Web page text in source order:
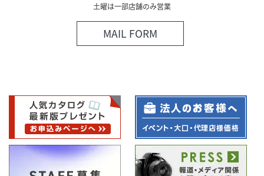
土曜は一部店舗のみ営業
MAIL FORM